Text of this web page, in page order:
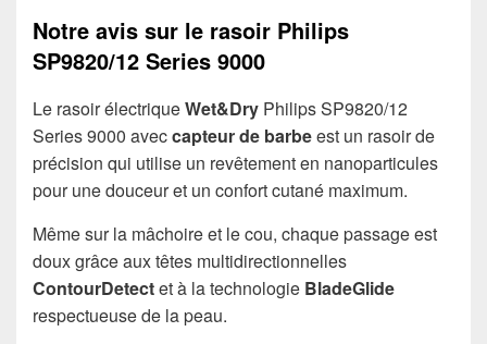
Notre avis sur le rasoir Philips
SP9820/12 Series 9000
Le rasoir électriqueWet&Dry Philips SP9820/12
Series 9000 aveccapteur de barbeest un rasoir de
précision qui utilise un revêtement en nanoparticules
pour une douceur et un confort cutané maximum.
Même sur la mâchoire et le cou, chaque passage est
doux grâce aux têtes multidirectionnelles
ContourDetectet à la technologie BladeGlide
respectueuse de la peau.